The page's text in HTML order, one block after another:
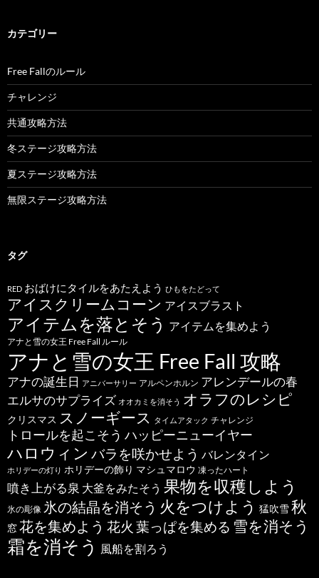
カテゴリー
Free Fallのルール
チャレンジ
共通攻略方法
冬ステージ攻略方法
夏ステージ攻略方法
無限ステージ攻略方法
タグ
RED おばけにタイルをあたえよう ひもをたどって
アイスクリームコーン アイスブラスト
アイテムを落とそう アイテムを集めよう
アナと雪の女王 Free Fall ルール
アナと雪の女王 Free Fall 攻略
アナの誕生日 アニバーサリー アルペンホルン アレンデールの春
エルサのサプライズ オオカミを消そう オラフのレシピ
クリスマス スノーギース タイムアタック チャレンジ
トロールを起こそう ハッピーニューイヤー
ハロウィン バラを咲かせよう バレンタイン
ホリデーの灯り ホリデーの飾り マシュマロウ 凍ったハート
噴き上がる泉 大釜をみたそう 果物を収穫しよう
氷の彫像 氷の結晶を消そう 火をつけよう 猛吹雪秋
窓花を集めよう 花火 葉っぱを集める 雪を消そう
霜を消そう 風船を割ろう